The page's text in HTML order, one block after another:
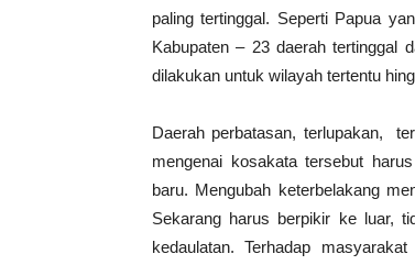
paling tertinggal. Seperti Papua
Kabupaten – 23 daerah tertinggal
dilakukan untuk wilayah tertentu
Daerah perbatasan, terlupakan,
mengenai kosakata tersebut
baru. Mengubah keterbelakang
Sekarang harus berpikir ke luar,
kedaulatan. Terhadap